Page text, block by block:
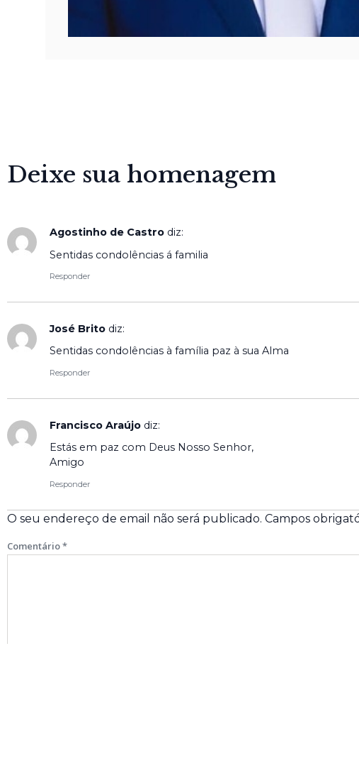
Deixe sua homenagem
Agostinho de Castro diz:
Sentidas condolências á familia
Responder
José Brito diz:
Sentidas condolências à família paz à sua Alma
Responder
Francisco Araújo diz:
Estás em paz com Deus Nosso Senhor,
Amigo
Responder
O seu endereço de email não será publicado. Campos
Comentário*